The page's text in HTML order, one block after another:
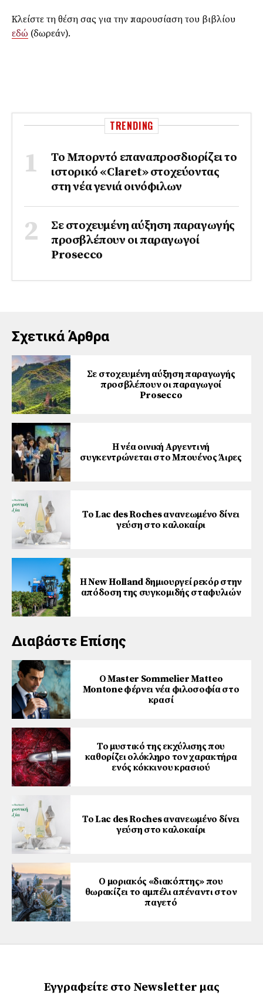
Κλείστε τη θέση σας για την παρουσίαση του βιβλίου
εδώ (δωρεάν).
TRENDING
Το Μπορντό επαναπροσδιορίζει το
ιστορικό «Claret» στοχεύοντας
στη νέα γενιά οινόφιλων
Σε στοχευμένη αύξηση παραγωγής
προσβλέπουν οι παραγωγοί
Prosecco
Σχετικά Άρθρα
Σε στοχευμένη αύξηση παραγωγής
προσβλέπουν οι παραγωγοί
Prosecco
Η νέα οινική Αργεντινή
συγκεντρώνεται στο Μπουένος Άιρες
Το Lac des Roches ανανεωμένο δίνει
γεύση στο καλοκαίρι
Η New Holland δημιουργεί ρεκόρ στην
απόδοση της συγκομιδής σταφυλιών
Διαβάστε Επίσης
Ο Master Sommelier Matteo
Montone φέρνει νέα φιλοσοφία στο
κρασί
Το μυστικό της εκχύλισης που
καθορίζει ολόκληρο τον χαρακτήρα
ενός κόκκινου κρασιού
Το Lac des Roches ανανεωμένο δίνει
γεύση στο καλοκαίρι
Ο μοριακός «διακόπτης» που
θωρακίζει το αμπέλι απέναντι στον
παγετό
Εγγραφείτε στο Newsletter μας